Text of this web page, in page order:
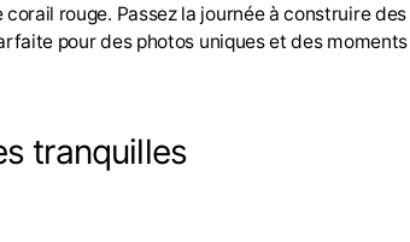
rouge. Passez la journée à construire
pour des photos uniques et des
tranquilles